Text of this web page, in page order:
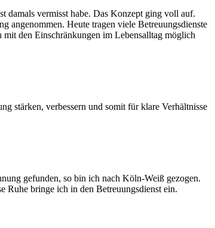
damals vermisst habe. Das Konzept ging voll auf.
angenommen. Heute tragen viele Betreuungsdienste
mit den Einschränkungen im Lebensalltag möglich
stärken, verbessern und somit für klare Verhältnisse
gefunden, so bin ich nach Köln-Weiß gezogen.
Ruhe bringe ich in den Betreuungsdienst ein.